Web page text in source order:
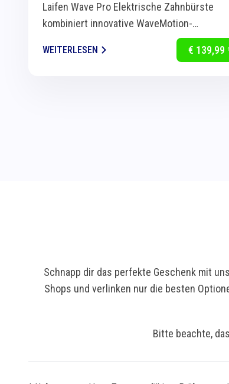
Laifen Wave Pro Elektrische Zahnbürste
kombiniert innovative WaveMotion-
Technologie mit intelligenter Sensorik für
eine...
WEITERLESEN € 139,99
Schnapp dir das perfekte Geschenk mit
Shops und verlinken nur die besten
Bitte beachte,